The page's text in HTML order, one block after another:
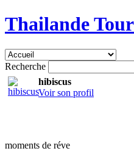
Thailande
Recherche
hibiscus
Voir son profil
moments de réve